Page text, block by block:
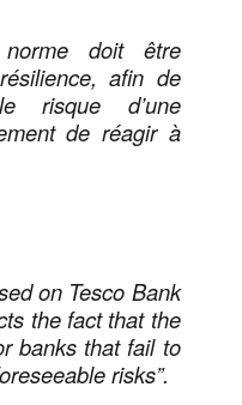
doit être
afin de
risque d’une
de réagir à
on Tesco Bank
the fact that the
banks that fail to
risks”.